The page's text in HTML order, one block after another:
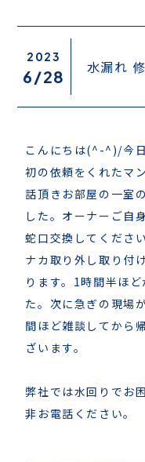
2023
6/28 水漏れ
こんにちは(^-^)/今
初の依頼をくれたマ
話頂きお部屋の一室
した。オーナーご自
蛇口交換してくださ
ナカ取り外し取り付
ります。1時間半ほ
た。次に急ぎの現場
間ほど雑談してから
ざいます。
弊社では水回りでお
非お電話ください。